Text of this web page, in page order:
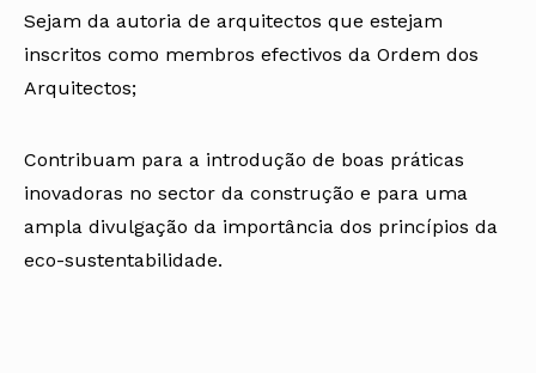
Sejam da autoria de arquitectos que estejam
inscritos como membros efectivos da Ordem dos
Arquitectos;
Contribuam para a introdução de boas práticas
inovadoras no sector da construção e para uma
ampla divulgação da importância dos princípios da
eco-sustentabilidade.